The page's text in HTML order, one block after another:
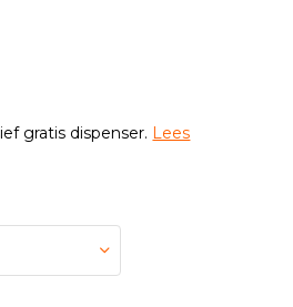
gratis dispenser. Lees